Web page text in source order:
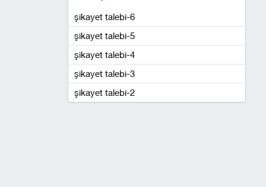
şikayet talebi-6
şikayet talebi-5
şikayet talebi-4
şikayet talebi-3
şikayet talebi-2